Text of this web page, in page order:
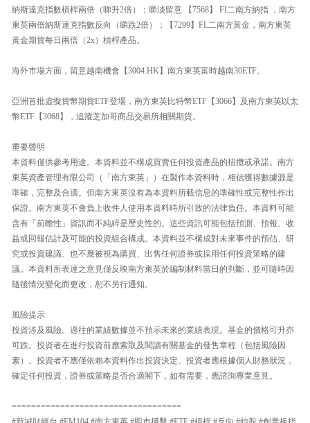
納斯達克指數槓桿兩倍（睇升2倍）；睇淡留意 【7568】 FI二南方納指 ，南方
東英兩倍納斯達克指數反向（睇跌2倍）；【7299】FL二南方黃金，南方東英
黃金期貨每日兩倍（2x）槓桿產品。
海外市場方面，留意越南機會【3004.HK】南方東英富時越南30ETF。
亞洲首批虛擬貨幣期貨ETF登場，南方東英比特幣ETF【3066】及南方東英以太
幣ETF【3068】，追蹤芝加哥商品交易所相關期貨。
重要聲明
本資料僅供參考用途。本資料並不構成買賣任何投資產品的招攬或承諾。南方
東英資產管理有限公司（「南方東英」）在製作本資料時，相信獲得數據源是
準確，完整及合適。但南方東英沒有為本資料所載信息的準確性或完整性作出
保證。南方東英不會負上收件人使用本資料時所引致的法律負任。本資料可能
含有「前瞻性」資訊而不純綷是歷史性的。這些資訊可能包括預測、預報、收
益或回報估計及可能的投資組合構成。本資料並不構成對未來事件的預估、研
究或投資建議、也不應被視為購買、出售任何證券或採用任何投資策略的建
議。本資料所表達之意見僅反映南方東英於編制材料當日的判斷，並可隨時因
隨後情況變化而更改，恕不另行通知。
風險提示
投資涉及風險。過往的業績數據並不預示未來的業績表現。基金的價格可升亦
可跌。投資者在進行投資前應索取及閱讀有關基金的發售章程（包括風險因
素）。投資者不應僅依賴本資料作出投資決定。投資者應根據個人財務狀況，
確定任何投資，證券或策略是否合適閣下，如有需要，應諮詢專業意見。
===================================